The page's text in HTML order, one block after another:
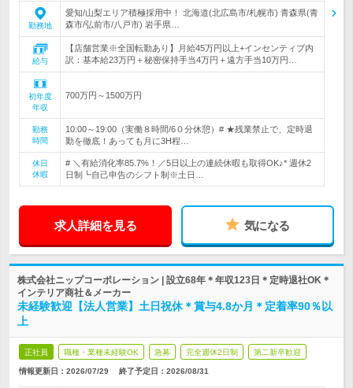
勤務地
愛知/山梨エリア積極採用中！ 北海道(北広島市/札幌市) 青森県(青
森市/弘前市/八戸市) 岩手県…
給与
【店舗営業※全国転勤あり】月給45万円以上+インセンティブ内
訳：基本給23万円＋秘密保持手当4万円＋遠方手当10万円…
初年度
年収
700万円～1500万円
勤務
時間
10:00～19:00（実働８時間/6０分休憩）# ★残業禁止で、定時退
勤を徹底！あっても月に3H程…
休日
休暇
# ＼有給消化率85.7%！／5日以上の連続休暇も取得OK♪* 週休2
日制┗自己申告のシフト制※土日…
求人詳細を見る 気になる
株式会社ニップコーポレーション | 設立68年＊年収123日＊定時退社OK＊
インテリア商社＆メーカー
未経験歓迎【法人営業】土日祝休＊賞与4.8か月＊定着率90％以
上
正社員 職種・業種未経験OK 急募 完全週休2日制 第二新卒歓迎
情報更新日：2026/07/29 終了予定日： 2026/08/31